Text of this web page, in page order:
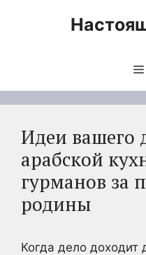
Идеи вашего
арабской
гурманов за
родины
Когда дело